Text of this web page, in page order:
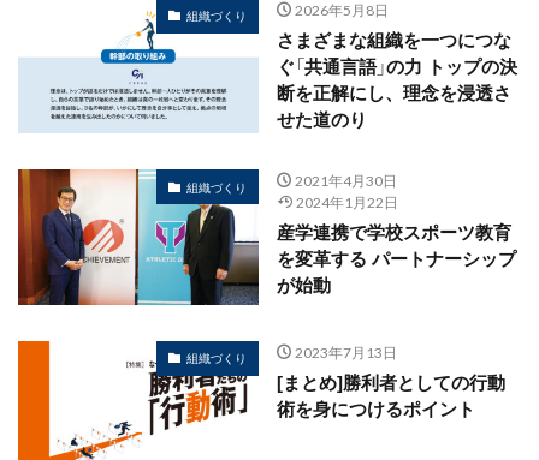
組織づくり 2026年5月8日
さまざまな組織を一つにつな
ぐ「共通言語」の力 トップの決
断を正解にし、理念を浸透さ
せた道のり
組織づくり
2021年4月30日
2024年1月22日
産学連携で学校スポーツ教育
を変革する パートナーシップ
が始動
組織づくり 2023年7月13日
[まとめ]勝利者としての行動
術を身につけるポイント